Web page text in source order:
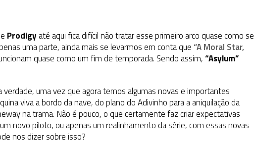
Prodigyaté aqui fica difícil não tratar esse primeiro arco quase como se
uma parte, ainda mais se levarmos em conta que “A Moral Star,
quase como um fim de temporada. Sendo assim,“Asylum”
uma vez que agora temos algumas novas e importantes
viva a bordo da nave, do plano do Adivinho para a aniquilação da
na trama. Não é pouco, o que certamente faz criar expectativas
novo piloto, ou apenas um realinhamento da série, com essas novas
nos dizer sobre isso?